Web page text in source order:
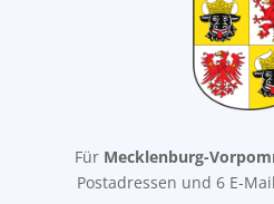
Für Mecklenburg-
Postadressen und 6 E-